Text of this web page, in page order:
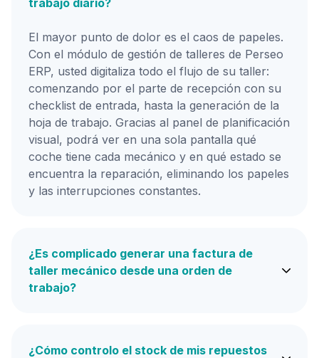
El mayor punto de dolor es el caos de papeles.
Con el módulo de gestión de talleres de Perseo
ERP, usted digitaliza todo el flujo de su taller:
comenzando por el parte de recepción con su
checklist de entrada, hasta la generación de la
hoja de trabajo. Gracias al panel de planificación
visual, podrá ver en una sola pantalla qué
coche tiene cada mecánico y en qué estado se
encuentra la reparación, eliminando los papeles
y las interrupciones constantes.
¿Es complicado generar una factura de
taller mecánico desde una orden de
trabajo?
¿Cómo controlo el stock de mis repuestos